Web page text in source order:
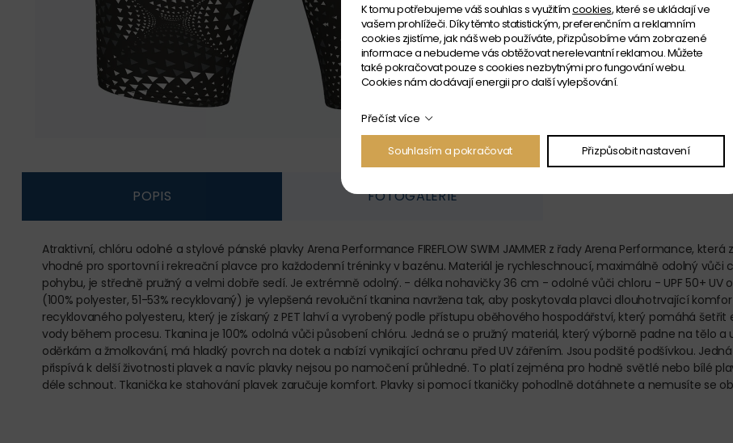
POPIS FOTOGALERIE
Atraktivní, chlóru odolné a stylové pánské plavky Arena Performance FIREFLOW SWIM JAMMER z řady Arena Performance,
vhodné pro sportovní i rekreační plavce pro každodenní tréninky v bazénu. Materiál je rychleschnoucí, maximálně odolný vůči
pohybu, je středně pružný a velmi dobře sedí. Je extrémně odolný. - délka nohavičky 36 cm - odolné vůči chloru - UPF 50+ UV
(100% polyester, 51-53% recyklovaný) je vylepšená revoluční tkanina navržena tak, aby poskytovala plavci dlouhotrvající
recyklovaného polyesteru, který je získaný z PET lahví a vyrobený podle přístupu oběhového hospodářství, který pomáhá
vody během procesu. Tkanina je 100% odolná vůči působení chlóru. Jedná se o pružný materiál, který výborně padne na tělo
oděrkám a žmolkování, má hladký povrch na dotek a nabízí vynikající ochranu před UV zářením. Jsou podšité podšívkou.
přispívá k delší životnosti plavek a navíc plavky nejsou po namočení průhledné. To platí zejména pro hodně světlé nebo bílé
déle schnout. Tkanička ke stahování plavek zaručuje komfort. Plavky si pomocí tkaničky pohodlně dotáhnete a nemusíte se
K tomu potřebujeme váš souhlas s využitímcookies, které se ukládají ve
vašem prohlížeči. Díky těmto statistickým, preferenčním a reklamním
cookies zjistíme, jak náš web používáte, přizpůsobíme vám zobrazené
informace a nebudeme vás obtěžovat nerelevantní reklamou. Můžete
také pokračovat pouze s cookies nezbytnými pro fungování webu.
Cookies nám dodávají energii pro další vylepšování.
Přečíst více
Souhlasím a pokračovat Přizpůsobit nastavení